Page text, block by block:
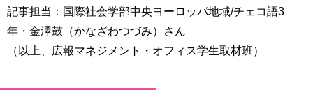
報
附
す
域
方
記事担当：国際社会学部中央ヨーロッパ地域/チェコ語3
年・金澤鼓（かなざわつづみ）さん
（以上、広報マネジメント・オフィス学生取材班）